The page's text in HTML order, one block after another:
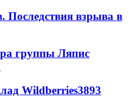
Последствия взрыва в
группы Ляпис
Wildberries3893